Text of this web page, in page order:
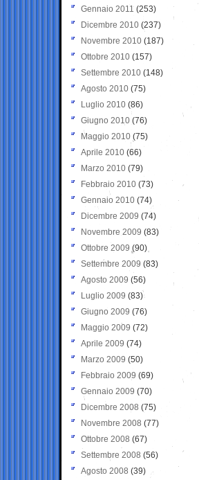
Gennaio 2011 (253)
Dicembre 2010 (237)
Novembre 2010 (187)
Ottobre 2010 (157)
Settembre 2010 (148)
Agosto 2010 (75)
Luglio 2010 (86)
Giugno 2010 (76)
Maggio 2010 (75)
Aprile 2010 (66)
Marzo 2010 (79)
Febbraio 2010 (73)
Gennaio 2010 (74)
Dicembre 2009 (74)
Novembre 2009 (83)
Ottobre 2009 (90)
Settembre 2009 (83)
Agosto 2009 (56)
Luglio 2009 (83)
Giugno 2009 (76)
Maggio 2009 (72)
Aprile 2009 (74)
Marzo 2009 (50)
Febbraio 2009 (69)
Gennaio 2009 (70)
Dicembre 2008 (75)
Novembre 2008 (77)
Ottobre 2008 (67)
Settembre 2008 (56)
Agosto 2008 (39)